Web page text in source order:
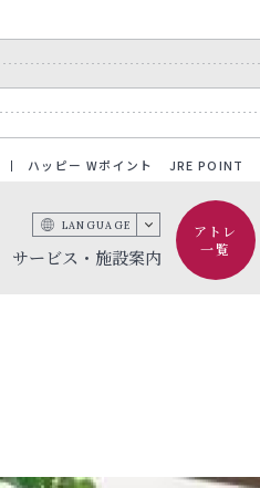
ハッピー Wポイント JRE POINT
サービス・施設案内
LANGUAGE
アトレ
一覧